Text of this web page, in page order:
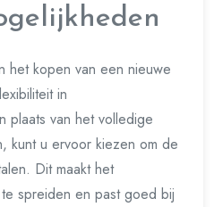
het kopen van een nieuwe
in
plaats van het volledige
kunt u ervoor kiezen om de
Dit maakt het
spreiden en past goed bij